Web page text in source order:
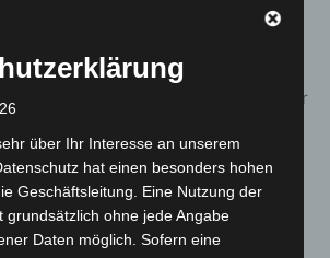
junge Erwachsene in Hannover.
Kundinnen und Kunden haben
wünschen sich hohe Flexibilität in der
Services. Das gilt
Erwachsenen, für die sich die
verändern“, sagt Markus
der Sparkasse Hannover.
junge Menschen großen Wert
über Ihr Interesse an unserem
hat einen besonders hohen
Geschäftsleitung. Eine Nutzung der
grundsätzlich ohne jede Angabe
Daten möglich. Sofern eine